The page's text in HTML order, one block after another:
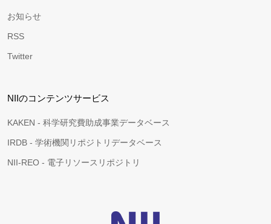
お知らせ
RSS
Twitter
NIIのコンテンツサービス
KAKEN - 科学研究費助成事業データベース
IRDB - 学術機関リポジトリデータベース
NII-REO - 電子リソースリポジトリ